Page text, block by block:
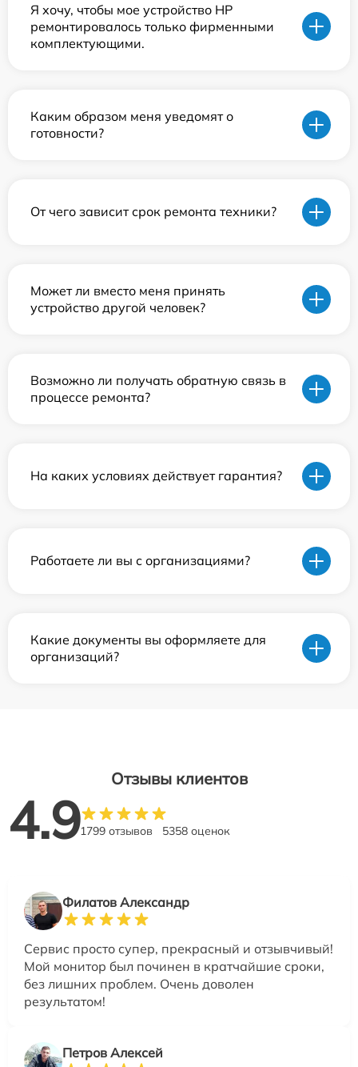
Я хочу, чтобы мое устройство HP
ремонтировалось только фирменными
комплектующими.
Каким образом меня уведомят о
готовности?
От чего зависит срок ремонта техники?
Может ли вместо меня принять
устройство другой человек?
Возможно ли получать обратную связь в
процессе ремонта?
На каких условиях действует гарантия?
Работаете ли вы с организациями?
Какие документы вы оформляете для
организаций?
Отзывы клиентов
4.91799 отзывов 5358 оценок
Филатов Александр
Сервис просто супер, прекрасный и отзывчивый!
Мой монитор был починен в кратчайшие сроки,
без лишних проблем. Очень доволен
результатом!
Петров Алексей